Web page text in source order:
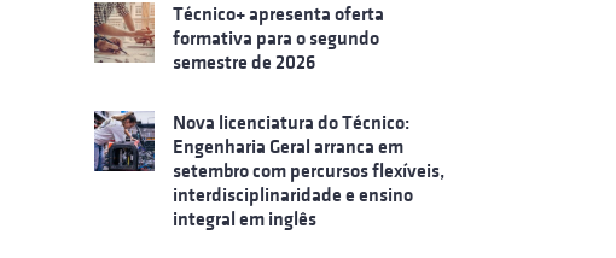
Técnico+ apresenta oferta
formativa para o segundo
semestre de 2026
Nova licenciatura do Técnico:
Engenharia Geral arranca em
setembro com percursos flexíveis,
interdisciplinaridade e ensino
integral em inglês